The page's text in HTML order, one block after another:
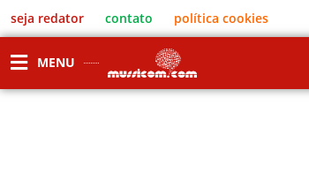
seja redator contato política cookies
MENU